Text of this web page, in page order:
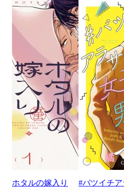
ホタルの嫁入り
#バツイチア